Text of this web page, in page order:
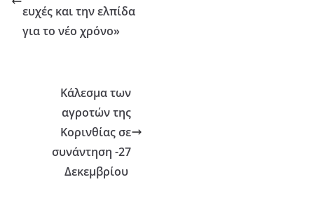
ευχές και την ελπίδα
για το νέο χρόνο»
Κάλεσμα των
αγροτών της
Κορινθίας σε
συνάντηση -27
Δεκεμβρίου